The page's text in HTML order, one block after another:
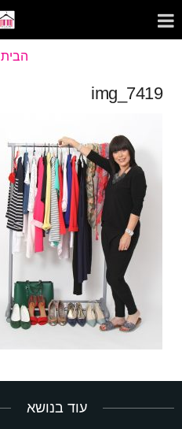
הבית
img_7419
עוד בנושא